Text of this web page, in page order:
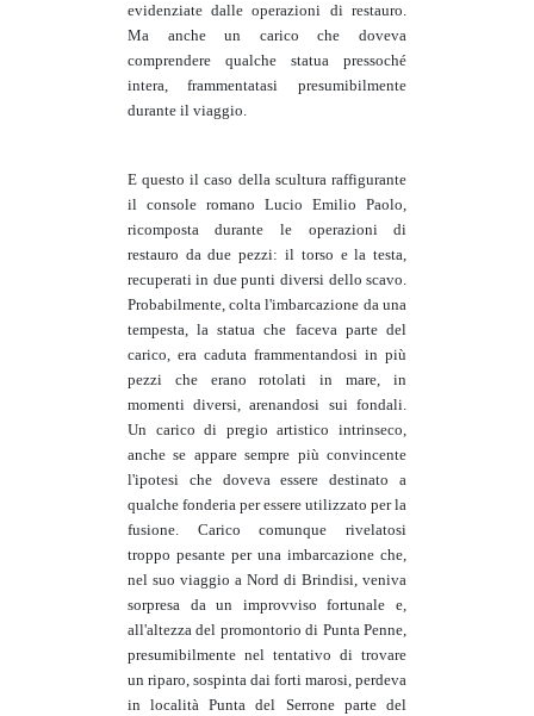
evidenziate dalle operazioni di restauro.
Ma anche un carico che doveva
comprendere qualche statua pressoché
intera, frammentatasi presumibilmente
durante il viaggio.
E questo il caso della scultura raffigurante
il console romano Lucio Emilio Paolo,
ricomposta durante le operazioni di
restauro da due pezzi: il torso e la testa,
recuperati in due punti diversi dello scavo.
Probabilmente, colta l'imbarcazione da una
tempesta, la statua che faceva parte del
carico, era caduta frammentandosi in più
pezzi che erano rotolati in mare, in
momenti diversi, arenandosi sui fondali.
Un carico di pregio artistico intrinseco,
anche se appare sempre più convincente
l'ipotesi che doveva essere destinato a
qualche fonderia per essere utilizzato per la
fusione. Carico comunque rivelatosi
troppo pesante per una imbarcazione che,
nel suo viaggio a Nord di Brindisi, veniva
sorpresa da un improvviso fortunale e,
all'altezza del promontorio di Punta Penne,
presumibilmente nel tentativo di trovare
un riparo, sospinta dai forti marosi, perdeva
in località Punta del Serrone parte del